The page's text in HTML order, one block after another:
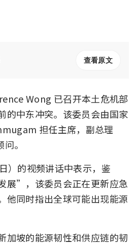
查看原文
Wong 已召开本土危机部
的中东冲突。该委员会由国家
担任主席，副总理
。
）的视频讲话中表示，鉴
展”，该委员会正在更新应急
他同时指出全球可能出现能源
加坡的能源韧性和供应链的韧